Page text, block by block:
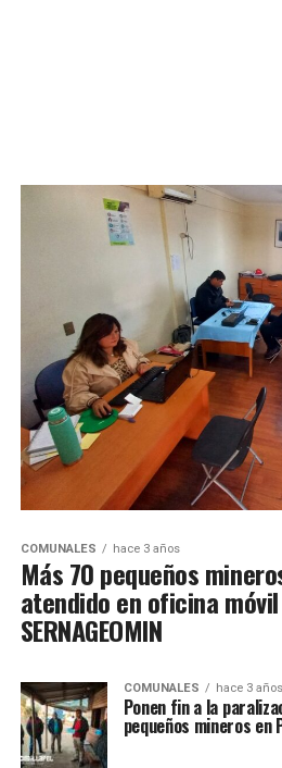
COMUNALES hace 3 años
Más 70 pequeños
atendido en oficina
SERNAGEOMIN
COMUNALES hace 3 años
Ponen fin a la
pequeños mineros en